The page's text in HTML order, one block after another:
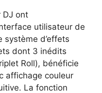
DJ ont
utilisateur de
système d’effets
dont 3 inédits
Roll), bénéficie
affichage couleur
La fonction